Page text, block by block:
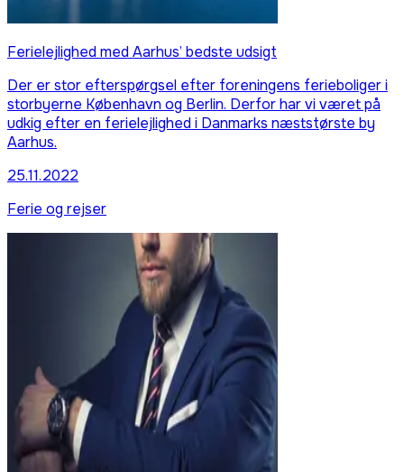
Ferielejlighed med Aarhus’ bedste udsigt
Der er stor efterspørgsel efter foreningens ferieboliger i
storbyerne København og Berlin. Derfor har vi været på
udkig efter en ferielejlighed i Danmarks næststørste by
Aarhus.
25.11.2022
Ferie og rejser